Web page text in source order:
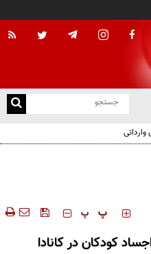
‍‍‍ پ پ
کودکان در کانادا